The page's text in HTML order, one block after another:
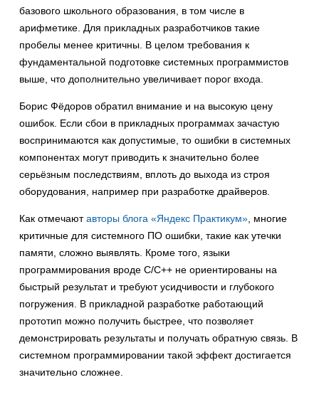
базового школьного образования, в том числе в
арифметике. Для прикладных разработчиков такие
пробелы менее критичны. В целом требования к
фундаментальной подготовке системных программистов
выше, что дополнительно увеличивает порог входа.
Борис Фёдоров обратил внимание и на высокую цену
ошибок. Если сбои в прикладных программах зачастую
воспринимаются как допустимые, то ошибки в системных
компонентах могут приводить к значительно более
серьёзным последствиям, вплоть до выхода из строя
оборудования, например при разработке драйверов.
Как отмечаютавторы блога «Яндекс Практикум» , многие
критичные для системного ПО ошибки, такие как утечки
памяти, сложно выявлять. Кроме того, языки
программирования вроде C/C++ не ориентированы на
быстрый результат и требуют усидчивости и глубокого
погружения. В прикладной разработке работающий
прототип можно получить быстрее, что позволяет
демонстрировать результаты и получать обратную связь. В
системном программировании такой эффект достигается
значительно сложнее.